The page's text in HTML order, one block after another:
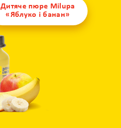
Дитяче пюре Milupa
«Яблуко і банан»